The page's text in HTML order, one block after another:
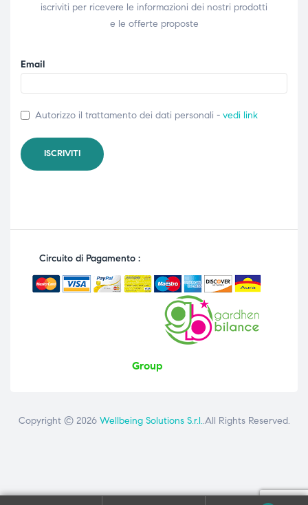
iscriviti per ricevere le informazioni dei nostri prodotti
e le offerte proposte
Email
Autorizzo il trattamento dei dati personali - vedi link
Circuito di Pagamento :
Group
Copyright © 2026 Wellbeing Solutions S.r.l..All Rights Reserved.